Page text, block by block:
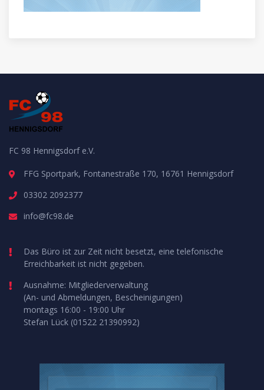
FC 98 Hennigsdorf e.V.
FFG Sportpark, Fontanestraße 170, 16761 Hennigsdorf
03302 2092377
info@fc98.de
Das Büro ist zur Zeit nicht besetzt, eine telefonische
Erreichbarkeit ist nicht gegeben.
Ausnahme: Mitgliederverwaltung
(An- und Abmeldungen, Bescheinigungen)
montags 16:00 - 19:00 Uhr
Stefan Lück (01522 21390992)